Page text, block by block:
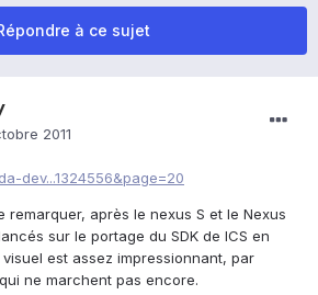
à ce sujet
2011
dev...1324556&page=20
remarquer, après le nexus S et le Nexus
sur le portage du SDK de ICS en
est assez impressionnant, par
ne marchent pas encore.